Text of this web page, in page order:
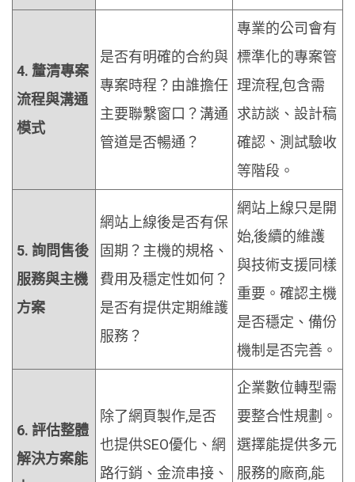
4. 釐清專案
流程與溝通
模式
是否有明確的合約與
專案時程？由誰擔任
主要聯繫窗口？溝通
管道是否暢通？
專業的公司會有
標準化的專案管
理流程,包含需
求訪談、設計稿
確認、測試驗收
等階段。
5. 詢問售後
服務與主機
方案
網站上線後是否有保
固期？主機的規格、
費用及穩定性如何？
是否有提供定期維護
服務？
網站上線只是開
始,後續的維護
與技術支援同樣
重要。確認主機
是否穩定、備份
機制是否完善。
6. 評估整體
解決方案能
除了網頁製作,是否
也提供SEO優化、網
路行銷、金流串接、
企業數位轉型需
要整合性規劃。
選擇能提供多元
服務的廠商,能